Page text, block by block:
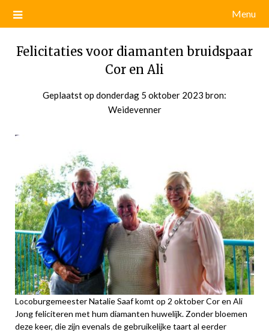
Menu
Felicitaties voor diamanten bruidspaar
Cor en Ali
Geplaatst op donderdag 5 oktober 2023 door
bron:
Weidevenner
Locoburgemeester Natalie Saaf komt op 2 oktober Cor en Ali
Jong feliciteren met hum diamanten huwelijk. Zonder bloemen
deze keer, die zijn evenals de gebruikelijke taart al eerder